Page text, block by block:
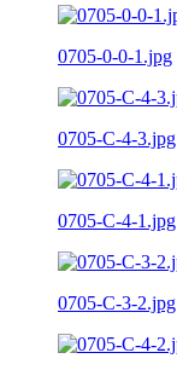
0705-0-0-1.jpg
0705-C-4-3.jpg
0705-C-4-1.jpg
0705-C-3-2.jpg